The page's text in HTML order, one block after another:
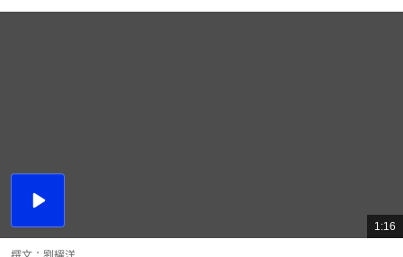
播
總
共
1:16